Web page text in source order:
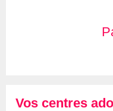
Vos centres